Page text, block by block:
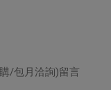
/包月洽詢)留言